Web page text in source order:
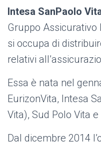
Intesa SanPaolo
Gruppo Assicurativo
si occupa di
relativi
Essa è nata nel
EurizonVita, Intesa
Vita), Sud Polo Vita
Dal dicembre 2014